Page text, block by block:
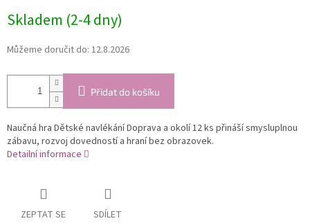
cena:
Skladem (2-4 dny)
Můžeme doručit do: 12.8.2026
Přidat do košíku
Naučná hra Dětské navlékání Doprava a okolí 12 ks přináší smysluplnou
zábavu, rozvoj dovedností a hraní bez obrazovek.
Detailní informace
ZEPTAT SE SDÍLET